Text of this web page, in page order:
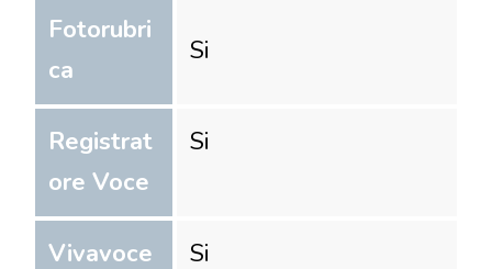
Fotorubri
ca
Si
Registrat
ore Voce
Si
Vivavoce Si